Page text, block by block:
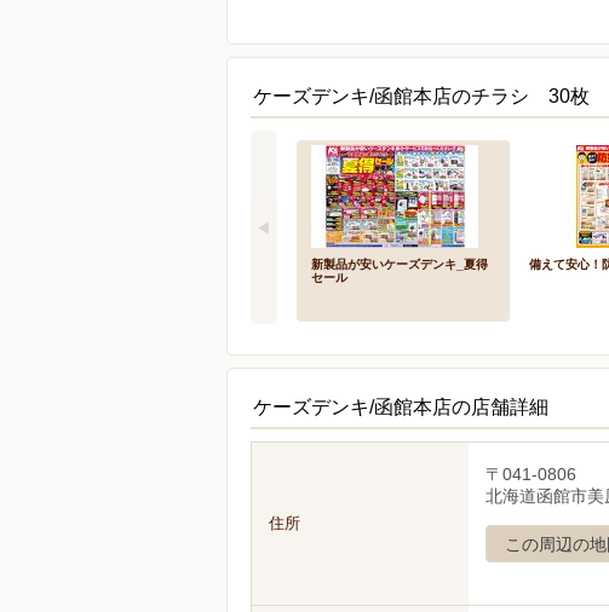
ケーズデンキ/函館本店のチラシ 30枚
新製品が安いケーズデンキ_夏得
セール
備えて安心！
ケーズデンキ/函館本店の店舗詳細
住所
〒041-0806
北海道函館市美
この周辺の